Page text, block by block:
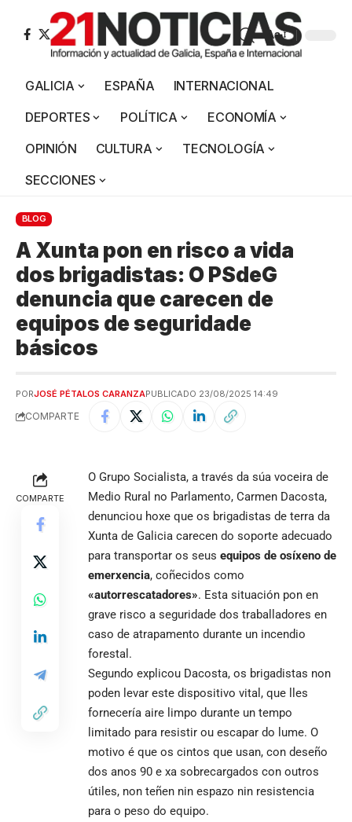
Aa
GALICIA ESPAÑA
INTERNACIONAL
DEPORTES
POLÍTICA
ECONOMÍA
OPINIÓN
CULTURA
TECNOLOGÍA
SECCIONES
BLOG
A Xunta pon en risco a vida
dos brigadistas: O PSdeG
denuncia que carecen de
equipos de seguridade
básicos
PORJOSÉ PÉTALOS CARANZAPUBLICADO 23/08/2025 14:49
COMPARTE
COMPARTE
O Grupo Socialista, a través da súa voceira de
Medio Rural no Parlamento, Carmen Dacosta,
denunciou hoxe que os brigadistas de terra da
Xunta de Galicia carecen do soporte adecuado
para transportar os seus equipos de osíxeno de
emerxencia, coñecidos como
«autorrescatadores». Esta situación pon en
grave risco a seguridade dos traballadores en
caso de atrapamento durante un incendio
forestal.
Segundo explicou Dacosta, os brigadistas non
poden levar este dispositivo vital, que lles
fornecería aire limpo durante un tempo
limitado para resistir ou escapar do lume. O
motivo é que os cintos que usan, con deseño
dos anos 90 e xa sobrecargados con outros
útiles, non teñen nin espazo nin resistencia
para o peso do equipo.